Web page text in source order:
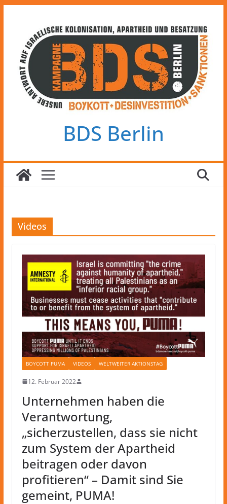
springen
BDS Berlin
Videos
BOYCOTT PUMA VIDEOS WELTWEITER AKTIONSTAG
12. Februar 2022
Unternehmen haben die
Verantwortung,
„sicherzustellen, dass sie nicht
zum System der Apartheid
beitragen oder davon
profitieren“ – Damit sind Sie
gemeint, PUMA!